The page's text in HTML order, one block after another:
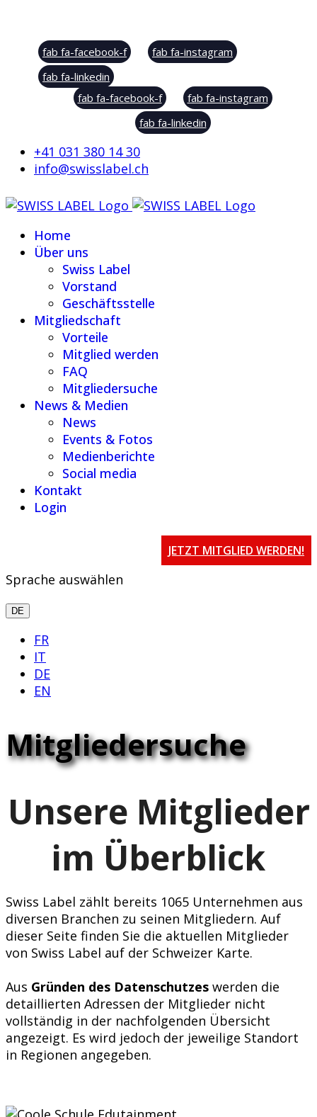
fab fa-facebook-f
fab fa-instagram
fab fa-linkedin
fab fa-facebook-f
fab fa-instagram
fab fa-linkedin
+41 031 380 14 30
info@swisslabel.ch
Home
Über uns
Swiss Label
Vorstand
Geschäftsstelle
Mitgliedschaft
Vorteile
Mitglied werden
FAQ
Mitgliedersuche
News & Medien
News
Events & Fotos
Medienberichte
Social media
Kontakt
Login
JETZT MITGLIED WERDEN!
Sprache auswählen
DE
FR
IT
DE
EN
Mitgliedersuche
Unsere Mitglieder
im Überblick
Swiss Label zählt bereits 1065 Unternehmen aus
diversen Branchen zu seinen Mitgliedern. Auf
dieser Seite finden Sie die aktuellen Mitglieder
von Swiss Label auf der Schweizer Karte.
Aus Gründen des Datenschutzes werden die
detaillierten Adressen der Mitglieder nicht
vollständig in der nachfolgenden Übersicht
angezeigt. Es wird jedoch der jeweilige Standort
in Regionen angegeben.